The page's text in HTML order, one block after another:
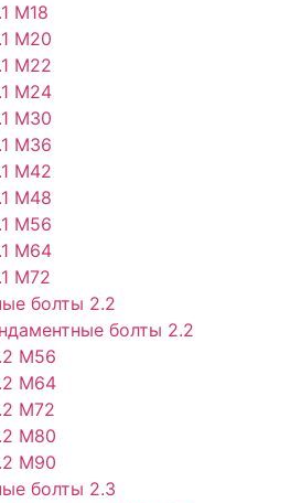
М18
М20
М22
М24
М30
М36
М42
М48
М56
М64
М72
болты 2.2
болты 2.2
М56
М64
М72
М80
М90
болты 2.3